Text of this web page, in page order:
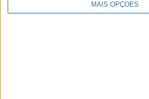
MAIS OPÇÕES
Termos e condições